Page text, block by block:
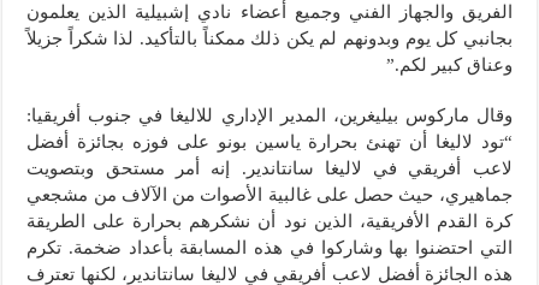
الفريق والجهاز الفني وجميع أعضاء نادي إشبيلية الذين يعلمون
بجانبي كل يوم وبدونهم لم يكن ذلك ممكناً بالتأكيد. لذا شكراً جزيلاً
وعناق كبير لكم.”
وقال ماركوس بيليغرين، المدير الإداري للاليغا في جنوب أفريقيا:
“تود لاليغا أن تهنئ بحرارة ياسين بونو على فوزه بجائزة أفضل
لاعب أفريقي في لاليغا سانتاندير. إنه أمر مستحق وبتصويت
جماهيري، حيث حصل على غالبية الأصوات من الآلاف من مشجعي
كرة القدم الأفريقية، الذين نود أن نشكرهم بحرارة على الطريقة
التي احتضنوا بها وشاركوا في هذه المسابقة بأعداد ضخمة. تكرم
هذه الجائزة أفضل لاعب أفريقي في لاليغا سانتاندير، لكنها تعترف